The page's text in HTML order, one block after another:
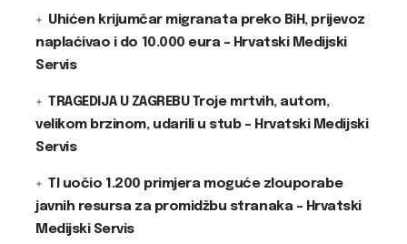
Uhićen krijumčar migranata preko BiH, prijevoz
naplaćivao i do 10.000 eura – Hrvatski Medijski
Servis
TRAGEDIJA U ZAGREBU Troje mrtvih, autom,
velikom brzinom, udarili u stub – Hrvatski Medijski
Servis
TI uočio 1.200 primjera moguće zlouporabe
javnih resursa za promidžbu stranaka – Hrvatski
Medijski Servis